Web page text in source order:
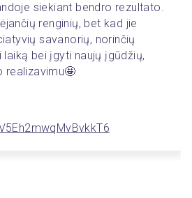
siekiant bendro rezultato.
renginių, bet kad jie
savanorių, norinčių
bei įgyti naujų įgūdžių,
realizavimu🤩